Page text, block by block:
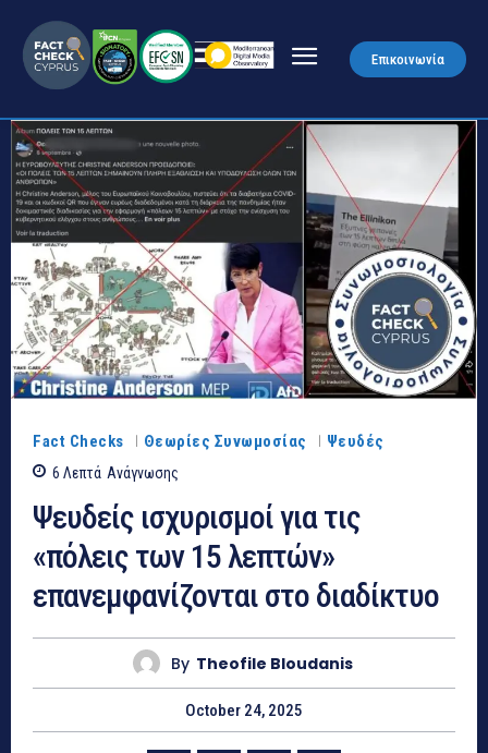
Επικοινωνία
Fact Checks Θεωρίες Συνωμοσίας Ψευδές
6 Λεπτά Ανάγνωσης
Ψευδείς ισχυρισμοί για τις
«πόλεις των 15 λεπτών»
επανεμφανίζονται στο διαδίκτυο
By Theofile Bloudanis
October 24, 2025